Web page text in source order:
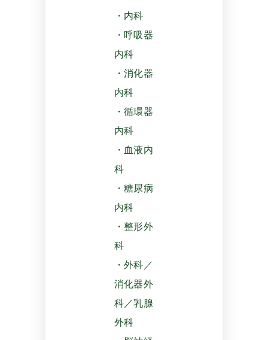
・内科
・呼吸器
内科
・消化器
内科
・循環器
内科
・血液内
科
・糖尿病
内科
・整形外
科
・外科／
消化器外
科／乳腺
外科